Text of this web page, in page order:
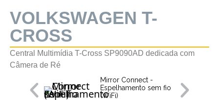
VOLKSWAGEN T-
CROSS
Central Multimídia T-Cross SP9090AD dedicada com
Câmera de Ré
Mirror Connect -
Espelhamento sem fio
(WiFi)